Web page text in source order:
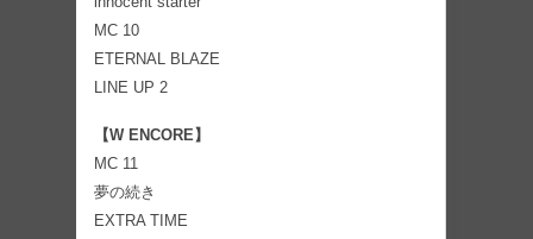
MC 10
ETERNAL BLAZE
LINE UP 2
【W ENCORE】
MC 11
夢の続き
EXTRA TIME